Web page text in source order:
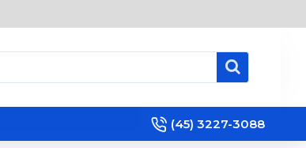
(45) 3227-3088